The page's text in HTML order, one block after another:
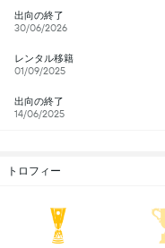
出向の終了
30/06/2026
レンタル移籍
01/09/2025
出向の終了
14/06/2025
トロフィー